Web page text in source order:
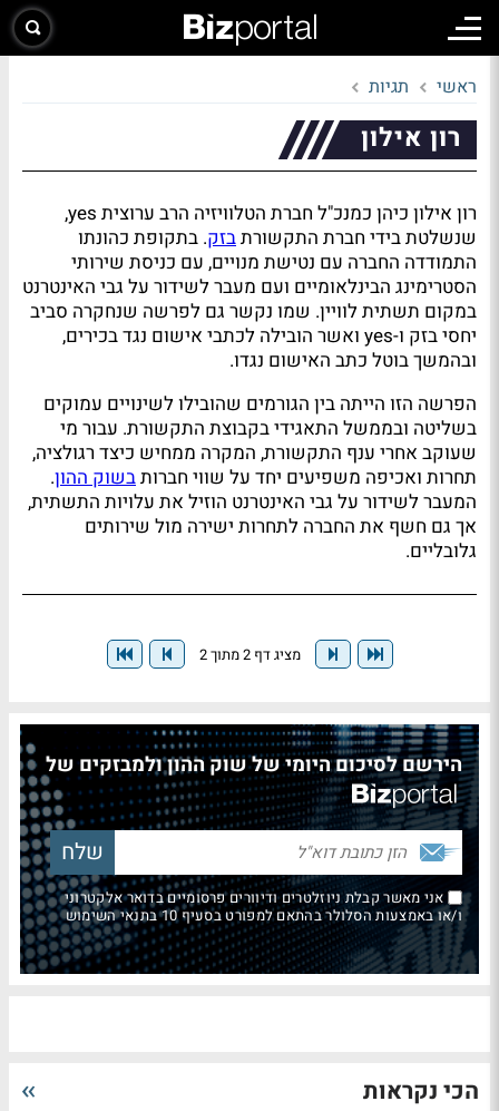
ראשי תגיות
רון אילון
רון אילון כיהן כמנכ"ל חברת הטלוויזיה הרב ערוצית yes,
שנשלטת בידי חברת התקשורתבזק. בתקופת כהונתו
התמודדה החברה עם נטישת מנויים, עם כניסת שירותי
הסטרימינג הבינלאומיים ועם מעבר לשידור על גבי האינטרנט
במקום תשתית לוויין. שמו נקשר גם לפרשה שנחקרה סביב
יחסי בזק ו-yes ואשר הובילה לכתבי אישום נגד בכירים,
ובהמשך בוטל כתב האישום נגדו.
הפרשה הזו הייתה בין הגורמים שהובילו לשינויים עמוקים
בשליטה ובממשל התאגידי בקבוצת התקשורת. עבור מי
שעוקב אחרי ענף התקשורת, המקרה ממחיש כיצד רגולציה,
תחרות ואכיפה משפיעים יחד על שווי חברותבשוק ההון.
המעבר לשידור על גבי האינטרנט הוזיל את עלויות התשתית,
אך גם חשף את החברה לתחרות ישירה מול שירותים
גלובליים.
מציג דף 2 מתוך 2
הירשם לסיכום היומי של שוק ההון ולמבזקים של
אני מאשר קבלת ניוזלטרים ודיוורים פרסומיים בדואר אלקטרוני
ו/או באמצעות הסלולר בהתאם למפורט בסעיף 10 בתנאי השימוש
הכי נקראות